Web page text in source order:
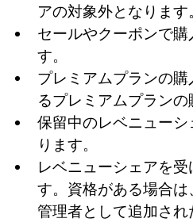
アの対象外となります
セールやクーポンで
す。
プレミアムプランの
るプレミアムプランの
保留中のレベニュー
ります。
レベニューシェアを
す。資格がある場合
管理者として追加さ